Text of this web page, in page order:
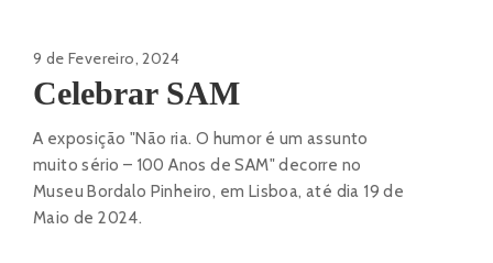
9 de Fevereiro, 2024
Celebrar SAM
A exposição "Não ria. O humor é um assunto
muito sério – 100 Anos de SAM" decorre no
Museu Bordalo Pinheiro, em Lisboa, até dia 19 de
Maio de 2024.